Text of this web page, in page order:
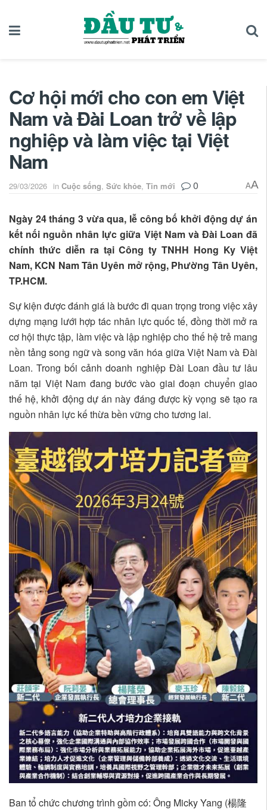
Cơ hội mới cho con em Việt
Nam và Đài Loan trở về lập
nghiệp và làm việc tại Việt
Nam
29/03/2026 in Cuộc sống, Sức khỏe, Tin mới 0 AA
Ngày 24 tháng 3 vừa qua, lễ công bố khởi động dự án
kết nối nguồn nhân lực giữa Việt Nam và Đài Loan đã
chính thức diễn ra tại Công ty TNHH Hong Ky Việt
Nam, KCN Nam Tân Uyên mở rộng, Phường Tân Uyên,
TP.HCM.
Sự kiện được đánh giá là bước đi quan trọng trong việc xây
dựng mạng lưới hợp tác nhân lực quốc tế, đồng thời mở ra
cơ hội thực tập, làm việc và lập nghiệp cho thế hệ trẻ mang
nền tảng song ngữ và song văn hóa giữa Việt Nam và Đài
Loan. Trong bối cảnh doanh nghiệp Đài Loan đầu tư lâu
năm tại Việt Nam đang bước vào giai đoạn chuyển giao
thế hệ, khởi động dự án này đáng được kỳ vọng sẽ tạo ra
nguồn nhân lực kế thừa bền vững cho tương lai.
Ban tổ chức chương trình gồm có: Ông Micky Yang (楊隆